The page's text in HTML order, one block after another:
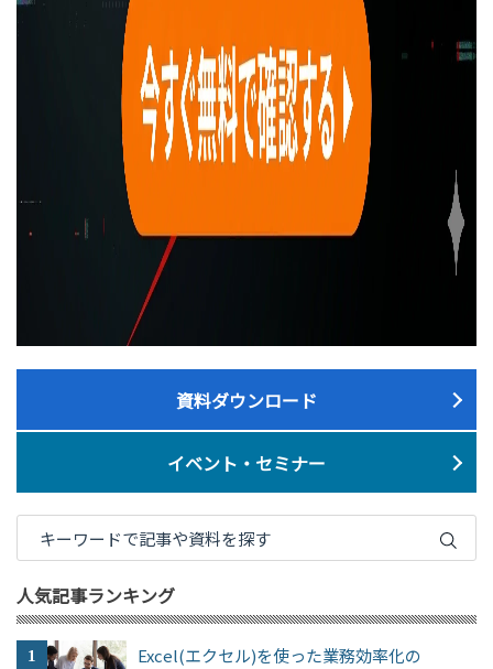
資料ダウンロード
イベント・セミナー
人気記事ランキング
Excel(エクセル)を使った業務効率化の